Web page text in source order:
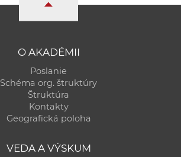
O AKADÉMII
Poslanie
Schéma org. štruktúry
Štruktúra
Kontakty
Geografická poloha
VEDA A VÝSKUM